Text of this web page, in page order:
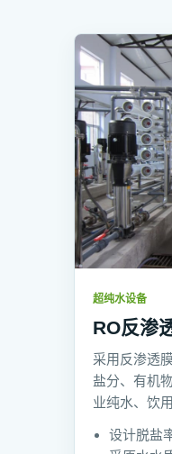
超纯水设备
RO反渗
采用反渗透
盐分、有机
业纯水、饮
设计脱盐